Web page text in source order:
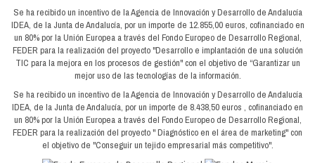
Se ha recibido un incentivo de la Agencia de Innovación y Desarrollo de Andalucía
IDEA, de la Junta de Andalucía, por un importe de 12.855,00 euros, cofinanciado en
un 80% por la Unión Europea a través del Fondo Europeo de Desarrollo Regional,
FEDER para la realización del proyecto "Desarrollo e implantación de una solución
TIC para la mejora en los procesos de gestión" con el objetivo de “Garantizar un
mejor uso de las tecnologías de la información.
Se ha recibido un incentivo de la Agencia de Innovación y Desarrollo de Andalucía
IDEA, de la Junta de Andalucía, por un importe de 8.438,50 euros , cofinanciado en
un 80% por la Unión Europea a través del Fondo Europeo de Desarrollo Regional,
FEDER para la realización del proyecto " Diagnóstico en el área de marketing" con
el objetivo de "Conseguir un tejido empresarial más competitivo".